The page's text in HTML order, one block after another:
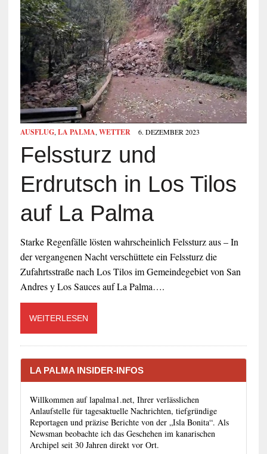
AUSFLUG, LA PALMA, WETTER 6. DEZEMBER 2023
Felssturz und
Erdrutsch in Los Tilos
auf La Palma
Starke Regenfälle lösten wahrscheinlich Felssturz aus – In
der vergangenen Nacht verschüttete ein Felssturz die
Zufahrtsstraße nach Los Tilos im Gemeindegebiet von San
Andres y Los Sauces auf La Palma….
WEITERLESEN
LA PALMA INSIDER-INFOS
Willkommen auf lapalma1.net, Ihrer verlässlichen
Anlaufstelle für tagesaktuelle Nachrichten, tiefgründige
Reportagen und präzise Berichte von der „Isla Bonita“. Als
Newsman beobachte ich das Geschehen im kanarischen
Archipel seit 30 Jahren direkt vor Ort.